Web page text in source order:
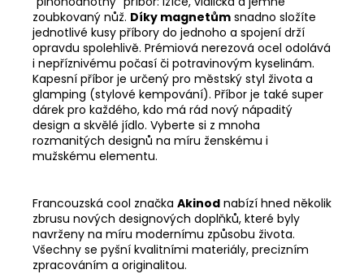
zoubkovaný nůž. Díky magnetům snadno složíte
jednotlivé kusy příbory do jednoho a spojení drží
opravdu spolehlivě. Prémiová nerezová ocel odolává
i nepříznivému počasí či potravinovým kyselinám.
Kapesní příbor je určený pro městský styl života a
glamping (stylové kempování). Příbor je také super
dárek pro každého, kdo má rád nový nápaditý
design a skvělé jídlo. Vyberte si z mnoha
rozmanitých designů na míru ženskému i
mužskému elementu.
Francouzská cool značka Akinod nabízí hned několik
zbrusu nových designových doplňků, které byly
navrženy na míru modernímu způsobu života.
Všechny se pyšní kvalitními materiály, precizním
zpracováním a originalitou.